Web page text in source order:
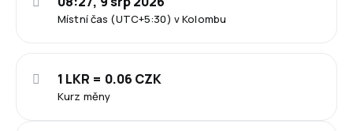
Místní čas (UTC+5:30) v Kolombu
Kurz měny
1 LKR = 0.06 CZK